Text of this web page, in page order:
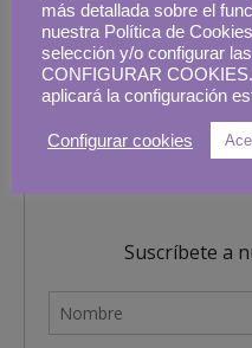
más detallada sobre el
nuestra Política de
selección y/o configurar
CONFIGURAR
aplicará la configuración
Configurar cookies